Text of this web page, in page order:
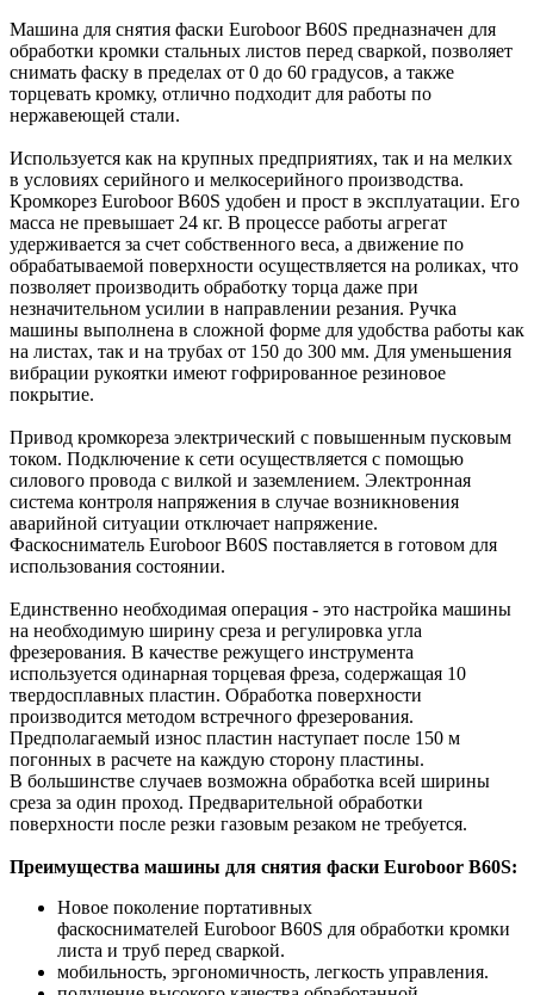
Машина для снятия фаски Euroboor B60S предназначен для
обработки кромки стальных листов перед сваркой, позволяет
снимать фаску в пределах от 0 до 60 градусов, а также
торцевать кромку, отлично подходит для работы по
нержавеющей стали.
Используется как на крупных предприятиях, так и на мелких
в условиях серийного и мелкосерийного производства.
Кромкорез Euroboor B60S удобен и прост в эксплуатации. Его
масса не превышает 24 кг. В процессе работы агрегат
удерживается за счет собственного веса, а движение по
обрабатываемой поверхности осуществляется на роликах, что
позволяет производить обработку торца даже при
незначительном усилии в направлении резания. Ручка
машины выполнена в сложной форме для удобства работы как
на листах, так и на трубах от 150 до 300 мм. Для уменьшения
вибрации рукоятки имеют гофрированное резиновое
покрытие.
Привод кромкореза электрический с повышенным пусковым
током. Подключение к сети осуществляется с помощью
силового провода с вилкой и заземлением. Электронная
система контроля напряжения в случае возникновения
аварийной ситуации отключает напряжение.
Фаскосниматель Euroboor B60S поставляется в готовом для
использования состоянии.
Единственно необходимая операция - это настройка машины
на необходимую ширину среза и регулировка угла
фрезерования. В качестве режущего инструмента
используется одинарная торцевая фреза, содержащая 10
твердосплавных пластин. Обработка поверхности
производится методом встречного фрезерования.
Предполагаемый износ пластин наступает после 150 м
погонных в расчете на каждую сторону пластины.
В большинстве случаев возможна обработка всей ширины
среза за один проход. Предварительной обработки
поверхности после резки газовым резаком не требуется.
Преимущества машины для снятия фаски Euroboor B60S:
Новое поколение портативных
фаскоснимателей Euroboor B60S для обработки кромки
листа и труб перед сваркой.
мобильность, эргономичность, легкость управления.